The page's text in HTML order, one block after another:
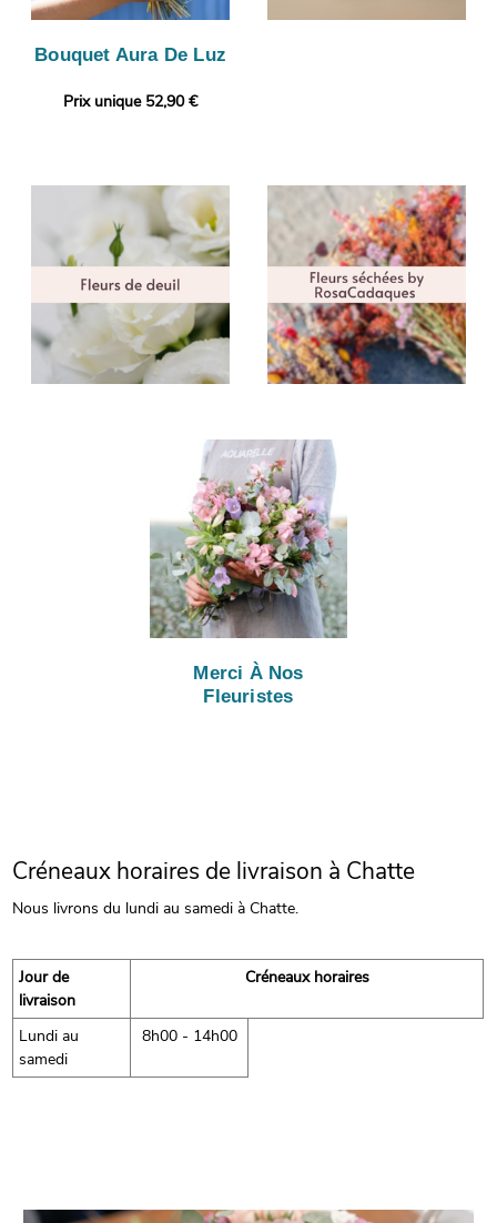
Bouquet Aura De Luz
Prix unique 52,90 €
Merci À Nos
Fleuristes
Créneaux horaires de livraison à Chatte
Nous livrons du lundi au samedi à Chatte.
Jour de
livraison
Créneaux horaires
Lundi au
samedi
8h00 - 14h00